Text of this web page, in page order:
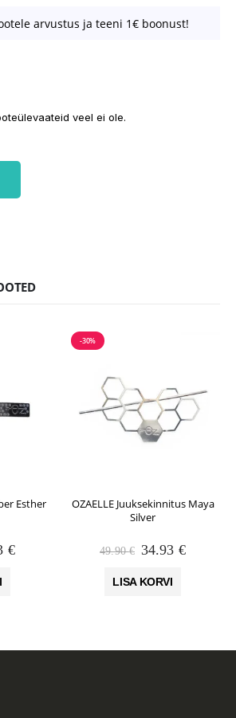
arvustus ja teeni 1€ boonust!
veel ei ole.
Esther
€Praegune
-30%
OZAELLE Juuksekinnitus Maya
Silver
49.90€ Algne
oli:
34.93 €
LISA KORVI